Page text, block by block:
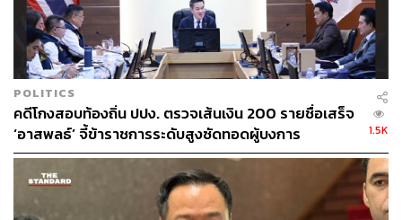
อย่างไรก็ตาม คำสั่งยึดและอายัดจะต้องพิจารณาจาก
ทรัพย์สินที่ได้มาจากการกระทำความผิดเท่านั้น จะไม่ใช้หลัก
การตรวจสอบแบบหว่านแห แต่ต้องดูว่าเข้าบทนิยามว่าเป็น
ทรัพย์สินที่เกี่ยวกับการกระทำความผิดหรือมีพฤติการณ์ใน
การยักย้าย หรือกำลังจะยักย้าย, จำหน่าย, จ่าย และโอน หรือ
ไม่ ส่วนจะเป็นทรัพย์สินที่กลุ่มผู้ต้องหาได้มาในช่วงเกิดเหตุที่
บริษัทถูกผู้เสียหายร้องเรียน พ.ศ. 2564 หรือไม่นั้น ยืนยันว่า
สำนักงาน ปปง. จะต้องตรวจสอบย้อนหลังเเน่นอนและต้อง
ตรวจสอบให้รอบด้านด้วย
POLITICS
คดีโกงสอบท้องถิ่น ปปง. ตรวจเส้นเงิน 200 รายชื่อเสร็จ
‘อาสพลธ์’ จี้ข้าราชการระดับสูงซัดทอดผู้บงการ
1.5K